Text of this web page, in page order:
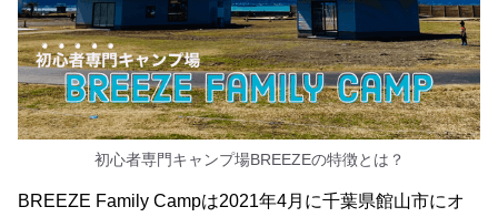
初心者専門キャンプ場BREEZEの特徴とは？
BREEZE Family Campは2021年4月に千葉県館山市にオ